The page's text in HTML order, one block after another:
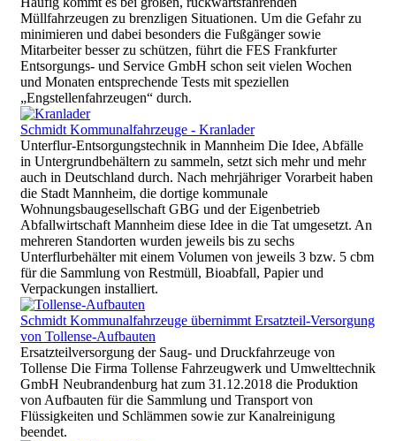
Müllfahrzeugen zu brenzligen Situationen. Um die Gefahr zu
minimieren und dabei besonders die Fußgänger sowie
Mitarbeiter besser zu schützen, führt die FES Frankfurter
Entsorgungs- und Service GmbH schon seit vielen Wochen
und Monaten entsprechende Tests mit speziellen
„Engstellenfahrzeugen“ durch.
Schmidt Kommunalfahrzeuge - Kranlader
Unterflur-Entsorgungstechnik in Mannheim Die Idee, Abfälle
in Untergrundbehältern zu sammeln, setzt sich mehr und mehr
auch in Deutschland durch. Nach mehrjähriger Vorarbeit haben
die Stadt Mannheim, die dortige kommunale
Wohnungsbaugesellschaft GBG und der Eigenbetrieb
Abfallwirtschaft Mannheim diese Idee in die Tat umgesetzt. An
mehreren Standorten wurden jeweils bis zu sechs
Unterflurbehälter mit einem Volumen von jeweils 3 bzw. 5 cbm
für die Sammlung von Restmüll, Bioabfall, Papier und
Verpackungen installiert.
Schmidt Kommunalfahrzeuge übernimmt Ersatzteil-Versorgung
von Tollense-Aufbauten
Ersatzteilversorgung der Saug- und Druckfahrzeuge von
Tollense Die Firma Tollense Fahrzeugwerk und Umwelttechnik
GmbH Neubrandenburg hat zum 31.12.2018 die Produktion
von Aufbauten für die Sammlung und Transport von
Flüssigkeiten und Schlämmen sowie zur Kanalreinigung
beendet.